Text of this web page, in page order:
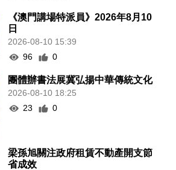
《澳門講場特派員》2026年8月10
日
2026-08-10 15:39
96
0
團體辦書法展冀弘揚中華傳統文化
2026-08-10 18:25
23
0
梁孫旭關注政府租賃不動產開支節
省成效